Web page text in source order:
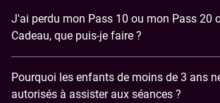
J'ai perdu mon Pass 10 ou mon Pass 20
Cadeau, que puis-je faire ?
Pourquoi les enfants de moins de 3 ans
autorisés à assister aux séances ?